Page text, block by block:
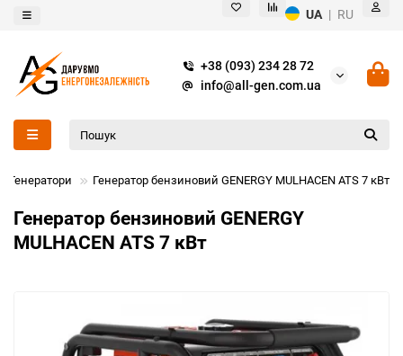
UA | RU
+38 (093) 234 28 72
info@all-gen.com.ua
Генератори Генератор бензиновий GENERGY MULHACEN ATS 7 кВт
Генератор бензиновий GENERGY
MULHACEN ATS 7 кВт